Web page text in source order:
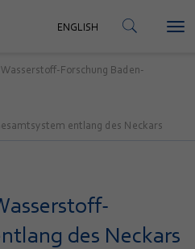
KONTAKT
ENGLISH
Forschung Baden-
entlang des Neckars
des Neckars